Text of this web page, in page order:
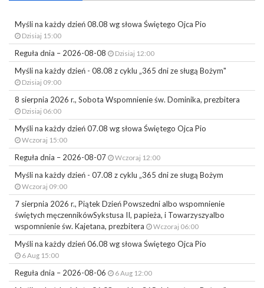
Myśli na każdy dzień 08.08 wg słowa Świętego Ojca Pio
Dzisiaj 15:00
Reguła dnia – 2026-08-08 Dzisiaj 12:00
Myśli na każdy dzień - 08.08 z cyklu „365 dni ze sługą Bożym"
Dzisiaj 09:00
8 sierpnia 2026 r., Sobota Wspomnienie św. Dominika, prezbitera
Dzisiaj 06:00
Myśli na każdy dzień 07.08 wg słowa Świętego Ojca Pio
Wczoraj 15:00
Reguła dnia – 2026-08-07 Wczoraj 12:00
Myśli na każdy dzień - 07.08 z cyklu „365 dni ze sługą Bożym
Wczoraj 09:00
7 sierpnia 2026 r., Piątek Dzień Powszedni albo wspomnienie
świętych męczennikówSykstusa II, papieża, i Towarzyszyalbo
wspomnienie św. Kajetana, prezbitera
Wczoraj 06:00
Myśli na każdy dzień 06.08 wg słowa Świętego Ojca Pio
6 Aug 15:00
Reguła dnia – 2026-08-06 6 Aug 12:00